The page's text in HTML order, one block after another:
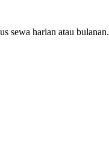
sewa harian atau bulanan.